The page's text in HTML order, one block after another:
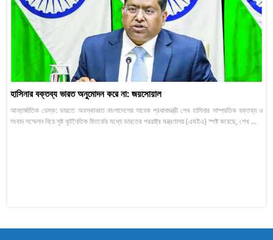
হাসিনার বক্তব্য ভারত অনুমোদন করে না: জয়সোয়াল
আন্তর্জাতিক ডেস্ক: ভারতে অবস্থানরত বাংলাদেশের সাবেক প্রধানমন্ত্রী শেখ হাসিনার সাম্প্রতিক বক্তব্য ও
সংবাদ সম্মেলন নিয়ে সৃষ্ট কূটনৈতিক বিতর্কের মধ্যে ভারতের পররাষ্ট্র মন্ত্রণালয় (এমইএ) স্পষ্ট করেছে, শেখ ...